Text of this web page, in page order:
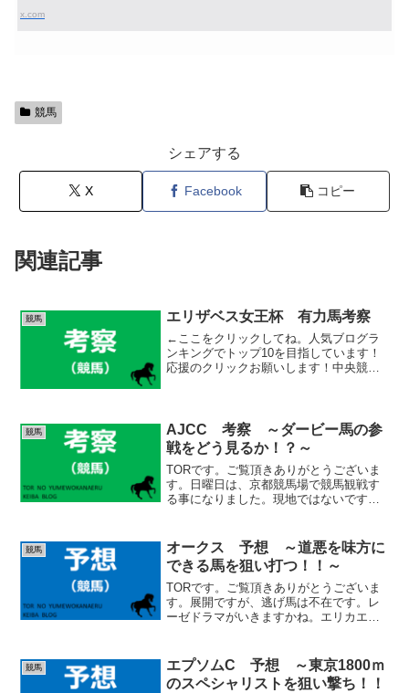
x.com
競馬
シェアする
X Facebook コピー
関連記事
競馬 エリザベス女王杯 有力馬考察
←ここをクリックしてね。人気ブログラ
ンキングでトップ10を目指しています！
応援のクリックお願いします！中央競馬
たGⅠ戦線の再開です...
競馬
AJCC 考察 ～ダービー馬の参
戦をどう見るか！？～
TORです。ご覧頂きありがとうございま
す。日曜日は、京都競馬場で競馬観戦す
る事になりました。現地ではないです
目はなんといっても、ダービー馬ダノン
デサイルの参戦です。昨日...
競馬
オークス 予想 ～道悪を味方に
できる馬を狙い打つ！！～
TORです。ご覧頂きありがとうございま
す。展開ですが、逃げ馬は不在です。レ
ーゼドラマがいきますかね。エリカエク
団辺りに控えたいのではないかと思いま
すが、前に壁を作れるか...
競馬
エプソムC 予想 ～東京1800ｍ
のスペシャリストを狙い撃ち！！